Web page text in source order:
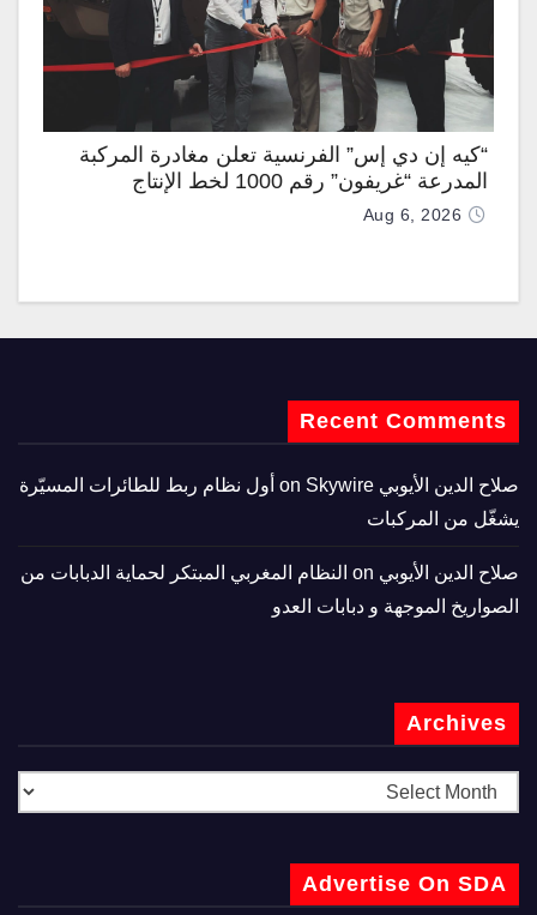
“كيه إن دي إس” الفرنسية تعلن مغادرة المركبة
المدرعة “غريفون” رقم 1000 لخط الإنتاج
Aug 6, 2026
Recent Comments
صلاح الدين الأيوبي
Skywire أول نظام ربط للطائرات المسيّرة
يشغّل من المركبات
صلاح الدين الأيوبي
النظام المغربي المبتكر لحماية الدبابات من
الصواريخ الموجهة و دبابات العدو
Archives
Advertise On SDA